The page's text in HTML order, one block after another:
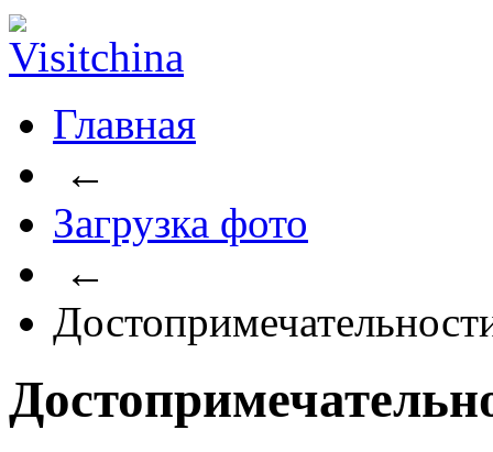
Главная
←
Загрузка фото
←